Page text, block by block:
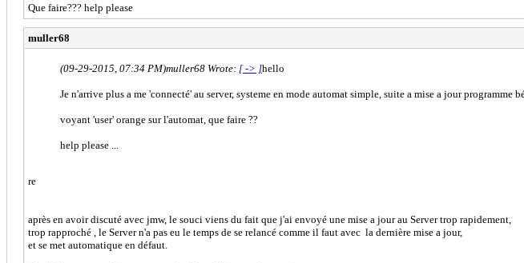
Que faire??? help please
muller68
(09-29-2015, 07:34 PM)muller68 Wrote: [ -> ]hello
Je n'arrive plus a me 'connecté' au server, systeme en mode automat simple, suite a mise a jour programme
voyant 'user' orange sur l'automat, que faire ??
help please ...
re
après en avoir discuté avec jmw, le souci viens du fait que j'ai envoyé une mise a jour au Server trop rapidement,
trop rapproché , le Server n'a pas eu le temps de se relancé comme il faut avec la dernière mise a jour,
et se met automatique en défaut.